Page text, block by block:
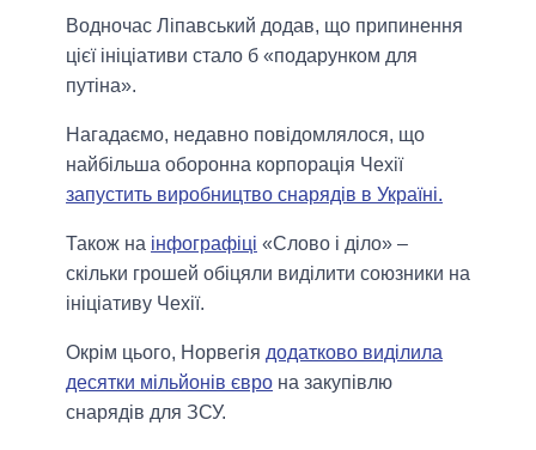
Водночас Ліпавський додав, що припинення
цієї ініціативи стало б «подарунком для
путіна».
Нагадаємо, недавно повідомлялося, що
найбільша оборонна корпорація Чехії
запустить виробництво снарядів в Україні.
Також на інфографіці «Слово і діло» –
скільки грошей обіцяли виділити союзники на
ініціативу Чехії.
Окрім цього, Норвегія додатково виділила
десятки мільйонів євро на закупівлю
снарядів для ЗСУ.